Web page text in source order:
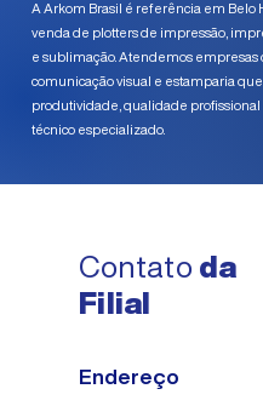
A Arkom Brasil é referência em Belo
venda de plotters de impressão,
e sublimação. Atendemos empresas
comunicação visual e estamparia
produtividade, qualidade profissional
técnico especializado.
Contato da
Filial
Endereço